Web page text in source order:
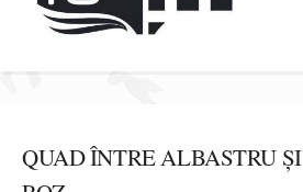
QUAD ÎNTRE ALBASTRU ȘI